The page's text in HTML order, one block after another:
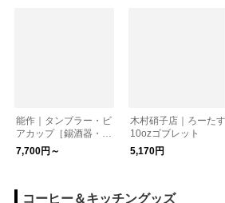
能作｜タンブラー・ビ
アカップ［錫酒器・ギ
フト・日本製］
7,700円～
木村硝子店｜ろーたす
10ozゴブレット
5,170円
コーヒー＆キッチングッズ